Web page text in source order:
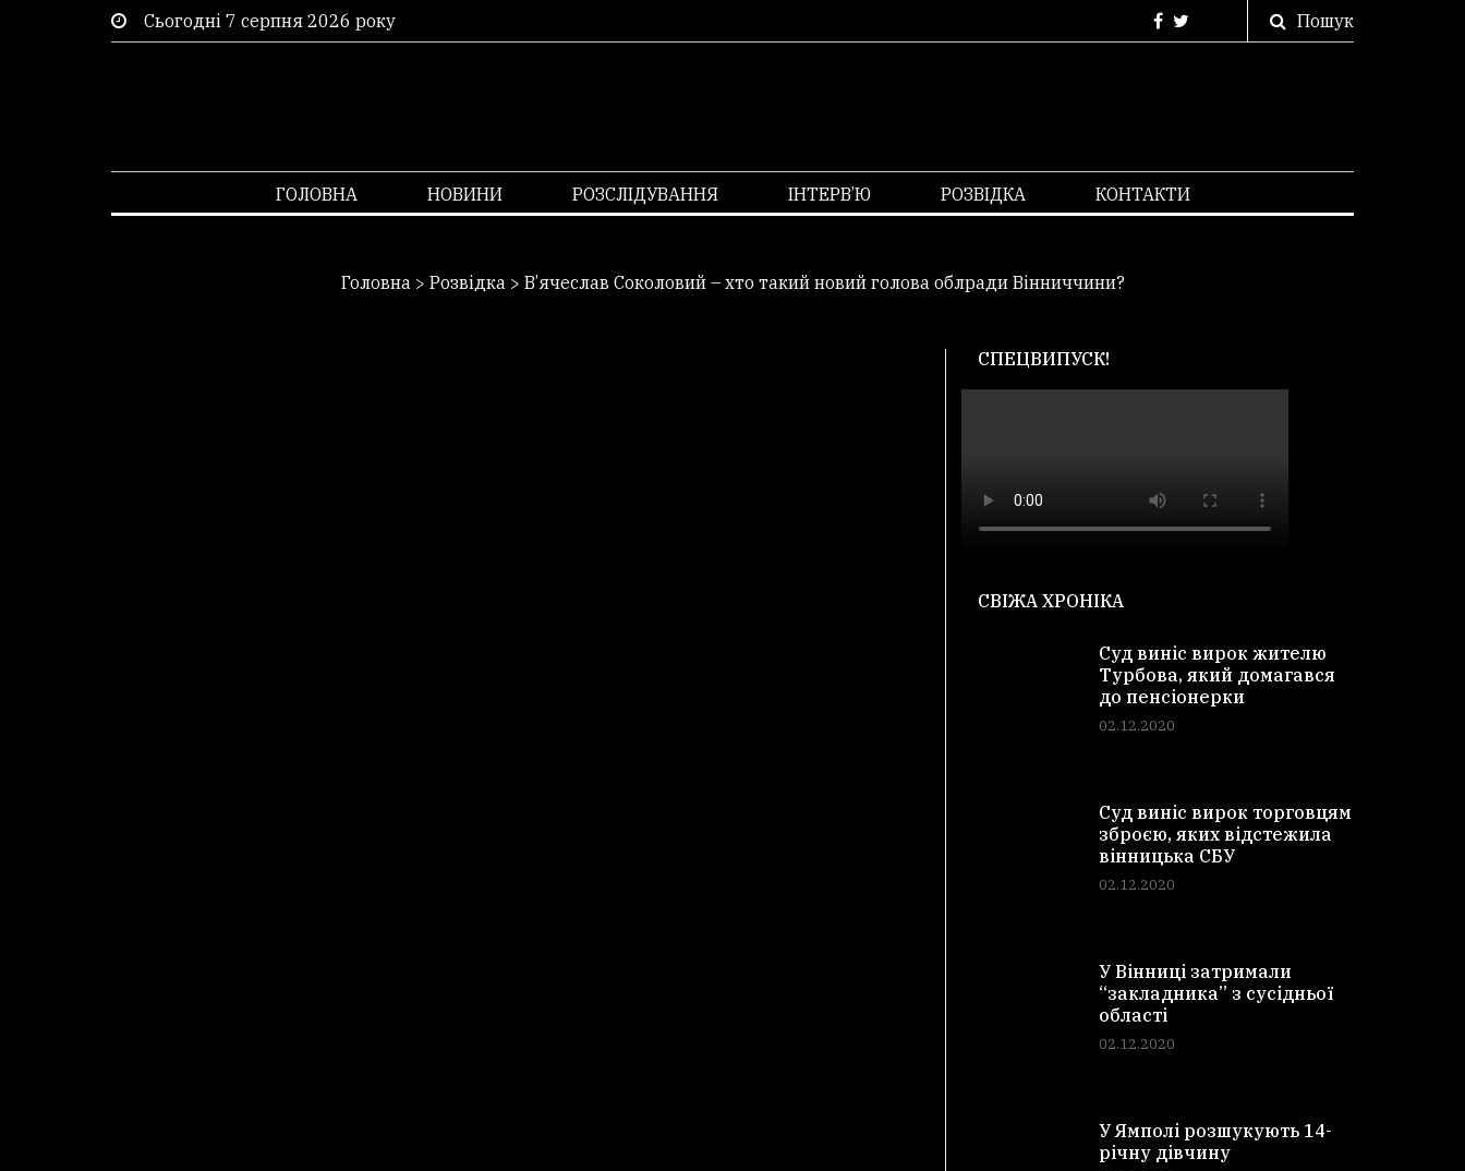
Сьогодні 7 серпня 2026 року Пошук
ГОЛОВНА НОВИНИ РОЗСЛІДУВАННЯ ІНТЕРВ’Ю РОЗВІДКА КОНТАКТИ
Головна > Розвідка > В’ячеслав Соколовий – хто такий новий голова облради Вінниччини?
СПЕЦВИПУСК!
СВІЖА ХРОНІКА
Суд виніс вирок жителю
Турбова, який домагався
до пенсіонерки
02.12.2020
Суд виніс вирок торговцям
зброєю, яких відстежила
вінницька СБУ
02.12.2020
У Вінниці затримали
“закладника” з сусідньої
області
02.12.2020
У Ямполі розшукують 14-
річну дівчину